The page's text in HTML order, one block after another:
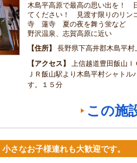
木島平高原で最高の思い出を！
てください！ 見渡す限りのリ
寺 蓮寺 夏の夜を舞う蛍など
野沢温泉、志賀高原に近い
住所
長野県下高井郡木島平村
アクセス
上信越道豊田飯山
ＪＲ飯山駅より木島平村シャトル
す。１５分
この施
さなお子様連れも大歓迎です。